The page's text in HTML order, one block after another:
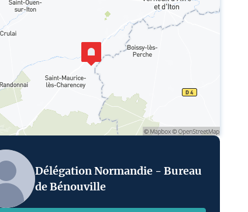
Délégation Normandie - Bureau
de Bénouville